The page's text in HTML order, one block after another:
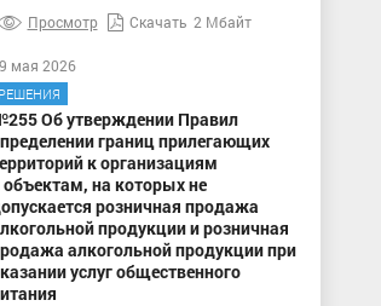
Просмотр Скачать 2 Мбайт
мая 2026
РЕШЕНИЯ
Об утверждении Правил
границ прилегающих
к организациям
объектам, на которых не
розничная продажа
продукции и розничная
алкогольной продукции при
услуг общественного